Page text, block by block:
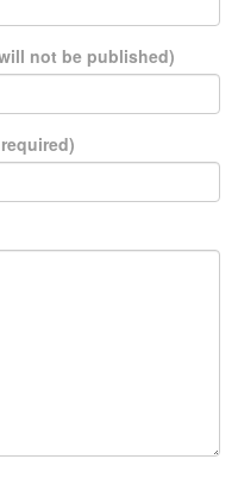
not be published)